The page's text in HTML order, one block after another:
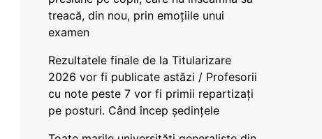
treacă, din nou, prin emoțiile unui
examen
Rezultatele finale de la Titularizare
2026 vor fi publicate astăzi / Profesorii
cu note peste 7 vor fi primii repartizați
pe posturi. Când încep ședințele